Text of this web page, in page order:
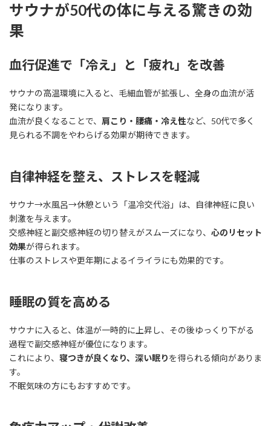
サウナが50代の体に与える驚きの効
果
血行促進で「冷え」と「疲れ」を改善
サウナの高温環境に入ると、毛細血管が拡張し、全身の血流が活
発になります。
血流が良くなることで、 肩こり・腰痛・冷え性など、50代で多く
見られる不調をやわらげる効果が期待できます。
自律神経を整え、ストレスを軽減
サウナ→水風呂→休憩という「温冷交代浴」は、自律神経に良い
刺激を与えます。
交感神経と副交感神経の切り替えがスムーズになり、 心のリセット
効果が得られます。
仕事のストレスや更年期によるイライラにも効果的です。
睡眠の質を高める
サウナに入ると、体温が一時的に上昇し、その後ゆっくり下がる
過程で副交感神経が優位になります。
これにより、 寝つきが良くなり、深い眠りを得られる傾向がありま
す。
不眠気味の方にもおすすめです。